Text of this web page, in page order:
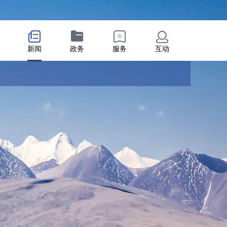
新闻 政务 服务 互动